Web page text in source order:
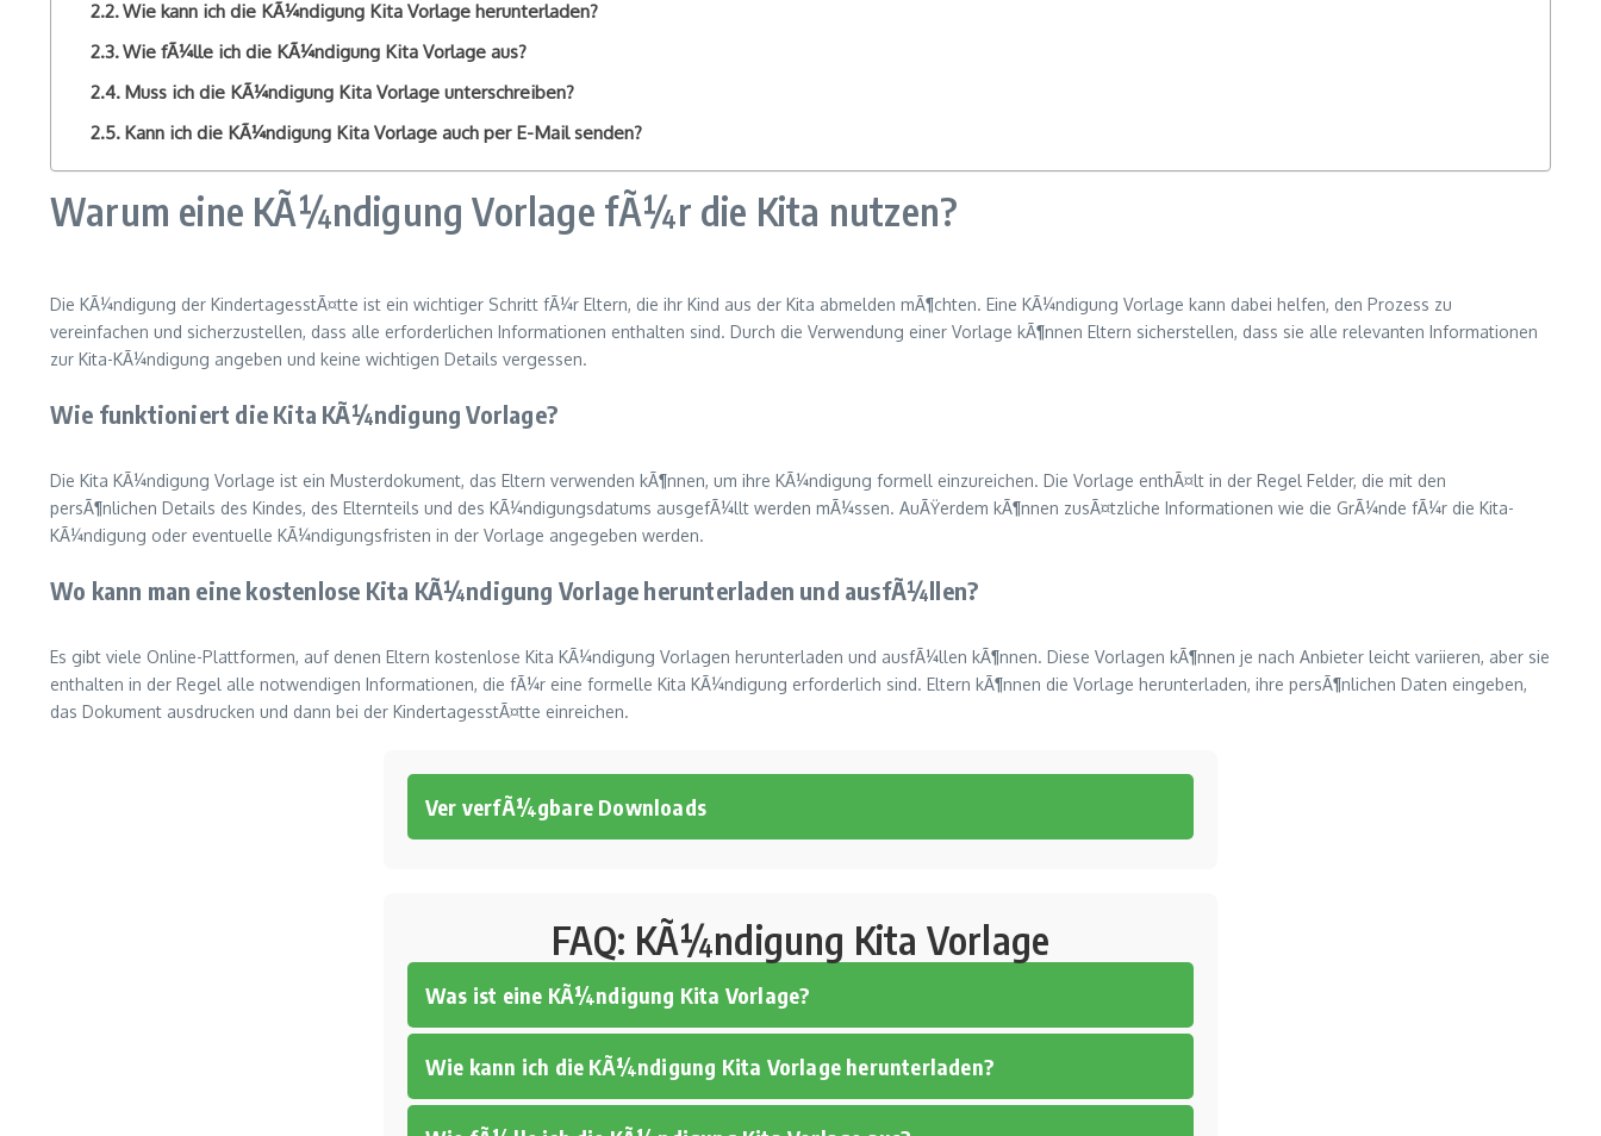
Wie kann ich die KÃ¼ndigung Kita Vorlage herunterladen?
Wie fÃ¼lle ich die KÃ¼ndigung Kita Vorlage aus?
Muss ich die KÃ¼ndigung Kita Vorlage unterschreiben?
Kann ich die KÃ¼ndigung Kita Vorlage auch per E-Mail senden?
Warum eine KÃ¼ndigung Vorlage fÃ¼r die Kita nutzen?
Die KÃ¼ndigung der KindertagesstÃ¤tte ist ein wichtiger Schritt fÃ¼r Eltern, die ihr Kind aus der Kita abmelden mÃ¶chten. Eine KÃ¼ndigung Vorlage kann dabei helfen, den Prozess zu
vereinfachen und sicherzustellen, dass alle erforderlichen Informationen enthalten sind. Durch die Verwendung einer Vorlage kÃ¶nnen Eltern sicherstellen, dass sie alle relevanten Informationen
zur Kita-KÃ¼ndigung angeben und keine wichtigen Details vergessen.
Wie funktioniert die Kita KÃ¼ndigung Vorlage?
Die Kita KÃ¼ndigung Vorlage ist ein Musterdokument, das Eltern verwenden kÃ¶nnen, um ihre KÃ¼ndigung formell einzureichen. Die Vorlage enthÃ¤lt in der Regel Felder, die mit den
persÃ¶nlichen Details des Kindes, des Elternteils und des KÃ¼ndigungsdatums ausgefÃ¼llt werden mÃ¼ssen. AuÃŸerdem kÃ¶nnen zusÃ¤tzliche Informationen wie die GrÃ¼nde fÃ¼r die Kita-
KÃ¼ndigung oder eventuelle KÃ¼ndigungsfristen in der Vorlage angegeben werden.
Wo kann man eine kostenlose Kita KÃ¼ndigung Vorlage herunterladen und ausfÃ¼llen?
Es gibt viele Online-Plattformen, auf denen Eltern kostenlose Kita KÃ¼ndigung Vorlagen herunterladen und ausfÃ¼llen kÃ¶nnen. Diese Vorlagen kÃ¶nnen je nach Anbieter leicht variieren, aber sie
enthalten in der Regel alle notwendigen Informationen, die fÃ¼r eine formelle Kita KÃ¼ndigung erforderlich sind. Eltern kÃ¶nnen die Vorlage herunterladen, ihre persÃ¶nlichen Daten eingeben,
das Dokument ausdrucken und dann bei der KindertagesstÃ¤tte einreichen.
Ver verfÃ¼gbare Downloads
FAQ: KÃ¼ndigung Kita Vorlage
Was ist eine KÃ¼ndigung Kita Vorlage?
Wie kann ich die KÃ¼ndigung Kita Vorlage herunterladen?